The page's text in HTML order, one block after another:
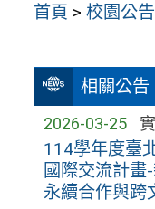
首頁 >校園公告
相關公告
2026-03-25
114學年度臺
國際交流計畫
永續合作與跨